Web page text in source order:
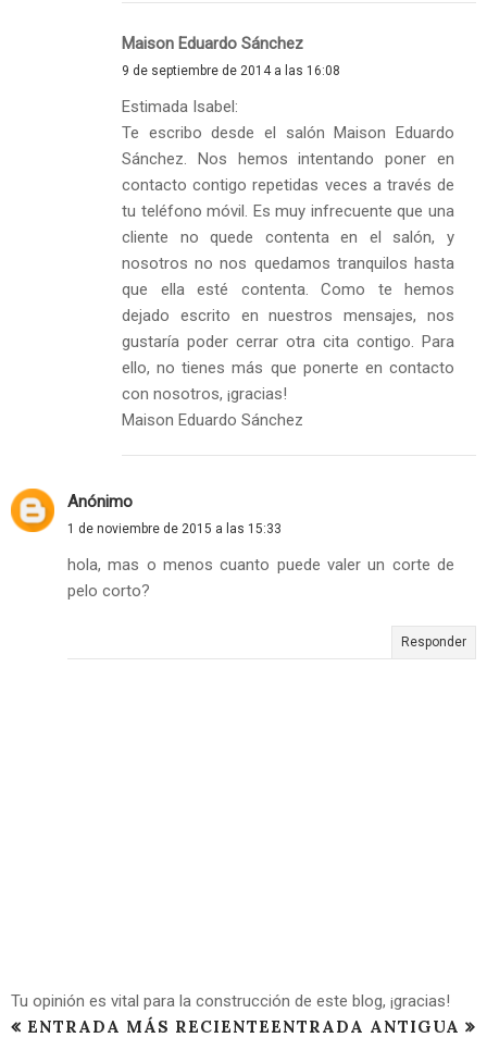
Maison Eduardo Sánchez
9 de septiembre de 2014 a las 16:08
Estimada Isabel:
Te escribo desde el salón Maison Eduardo
Sánchez. Nos hemos intentando poner en
contacto contigo repetidas veces a través de
tu teléfono móvil. Es muy infrecuente que una
cliente no quede contenta en el salón, y
nosotros no nos quedamos tranquilos hasta
que ella esté contenta. Como te hemos
dejado escrito en nuestros mensajes, nos
gustaría poder cerrar otra cita contigo. Para
ello, no tienes más que ponerte en contacto
con nosotros, ¡gracias!
Maison Eduardo Sánchez
Anónimo
1 de noviembre de 2015 a las 15:33
hola, mas o menos cuanto puede valer un corte de
pelo corto?
Responder
Tu opinión es vital para la construcción de este blog, ¡gracias!
ENTRADA MÁS RECIENTEENTRADA ANTIGUA